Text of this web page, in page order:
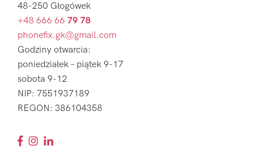
48-250 Głogówek
+48 666 66 79 78
phonefix.gk@gmail.com
Godziny otwarcia:
poniedziałek – piątek 9-17
sobota 9-12
NIP: 7551937189
REGON: 386104358